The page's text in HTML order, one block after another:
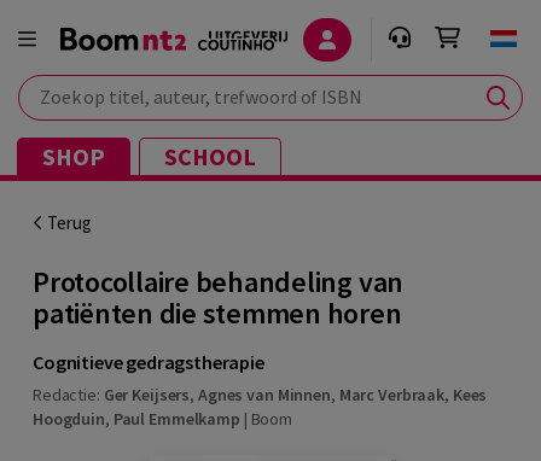
Zoek op titel, auteur, trefwoord of ISBN
SHOP SCHOOL
Terug
Protocollaire behandeling van
patiënten die stemmen horen
Cognitieve gedragstherapie
Redactie: Ger Keijsers, Agnes van Minnen, Marc Verbraak, Kees
Hoogduin, Paul Emmelkamp | Boom